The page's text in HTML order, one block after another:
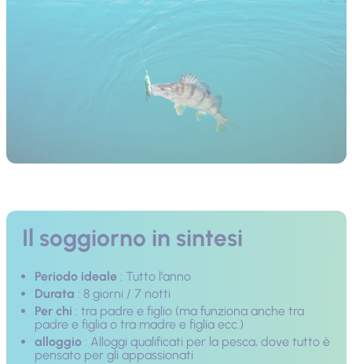
Il soggiorno in sintesi
Periodo ideale : Tutto l'anno
Durata : 8 giorni / 7 notti
Per chi : tra padre e figlio (ma funziona anche tra
padre e figlia o tra madre e figlia ecc.)
alloggio : Alloggi qualificati per la pesca, dove tutto è
pensato per gli appassionati